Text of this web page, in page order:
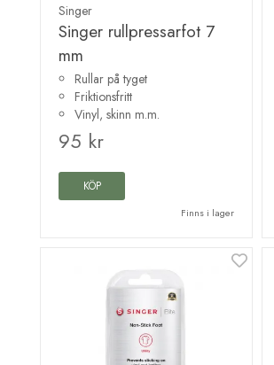
Singer
Singer rullpressarfot 7
mm
Rullar på tyget
Friktionsfritt
Vinyl, skinn m.m.
95 kr
KÖP
Finns i lager